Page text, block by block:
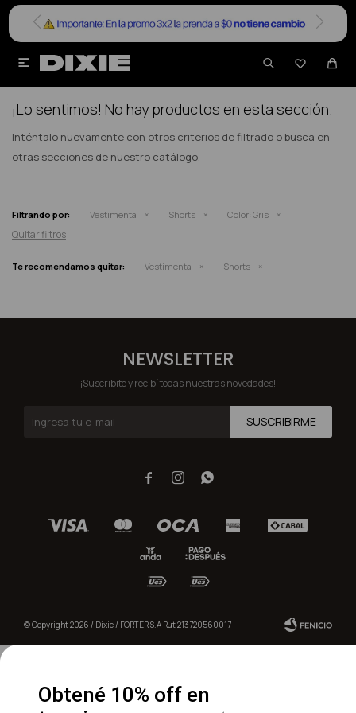


NO SE HAN RECUPERADO PRODUCTOS
¡Lo sentimos! No hay productos en esta sección.
Inténtalo nuevamente con otros criterios de filtrado o busca en
otras secciones de nuestro catálogo.
Filtrando por: Vestimenta Shorts Color: Gris
Quitar filtros
Te recomendamos quitar: Vestimenta Shorts
NEWSLETTER
¡Suscribite y recibí todas nuestras novedades!
SUSCRIBIRME
  
© Copyright 2026 / Dixie / FORTER S.A Rut 213720560017
Obtené 10% off en